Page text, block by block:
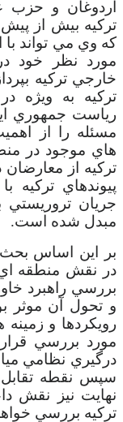
اردوغان و حزب
ترکيه بيش از
که وي مي تواند
مورد نظر خود
خارجي ترکيه
ترکيه به ويژه
رياست جمهوري
مسئله را از
هاي موجود در
ترکيه از
پيوندهاي ترکيه
جريان
مبدل شده است.
بر اين اساس
در نقش منطقه
بررسي راهبرد
و تحول آن موثر
رويکردها و
مورد بررسي
درگيري نظامي
سپس نقطه
نهايت نيز نقش
ترکيه بررسي